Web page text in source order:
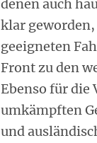
denen auch
klar geworden,
geeigneten
Front zu den
Ebenso für die
umkämpften
und